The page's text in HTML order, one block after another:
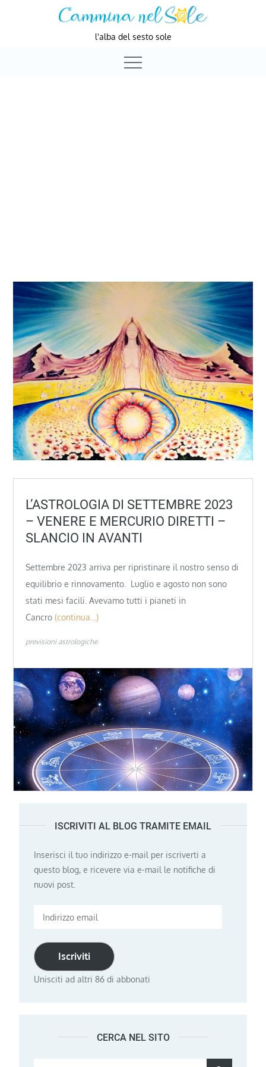
l'alba del sesto sole
L’ASTROLOGIA DI SETTEMBRE 2023
– VENERE E MERCURIO DIRETTI –
SLANCIO IN AVANTI
Settembre 2023 arriva per ripristinare il nostro senso di
equilibrio e rinnovamento. Luglio e agosto non sono
stati mesi facili. Avevamo tutti i pianeti in
Cancro (continua…)
previsioni astrologiche
ISCRIVITI AL BLOG TRAMITE EMAIL
Inserisci il tuo indirizzo e-mail per iscriverti a
questo blog, e ricevere via e-mail le notifiche di
nuovi post.
Indirizzo
Iscriviti
Unisciti ad altri 86 di abbonati
CERCA NEL SITO